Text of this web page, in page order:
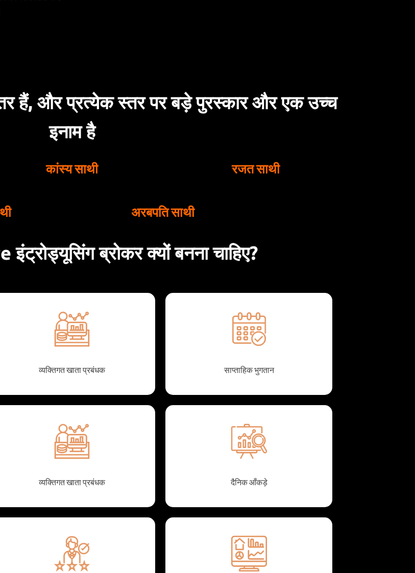
हैं, और प्रत्येक स्तर पर बड़े पुरस्कार और एक उच्च
इनाम है
कांस्य साथी रजत साथी
अरबपति साथी
ब्रोकर क्यों बनना चाहिए?
व्यक्तिगत खाता प्रबंधक साप्ताहिक भुगतान
व्यक्तिगत खाता प्रबंधक दैनिक आँकड़े